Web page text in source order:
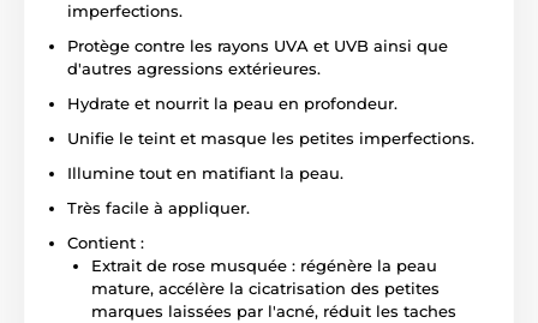
imperfections.
Protège contre les rayons UVA et UVB ainsi que
d'autres agressions extérieures.
Hydrate et nourrit la peau en profondeur.
Unifie le teint et masque les petites imperfections.
Illumine tout en matifiant la peau.
Très facile à appliquer.
Contient :
Extrait de rose musquée : régénère la peau
mature, accélère la cicatrisation des petites
marques laissées par l'acné, réduit les taches